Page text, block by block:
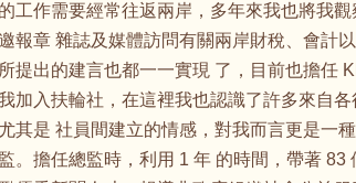
工作需要經常往返兩岸，多年來我也將我
報章 雜誌及媒體訪問有關兩岸財稅、會計
提出的建言也都一一實現 了，目前也擔任
加入扶輪社，在這裡我也認識了許多來自
其是 社員間建立的情感，對我而言更是一
。擔任總監時，利用 1 年 的時間，帶著